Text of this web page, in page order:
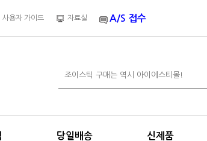
사용자 가이드 자료실 A/S 접수
당일배송 신제품